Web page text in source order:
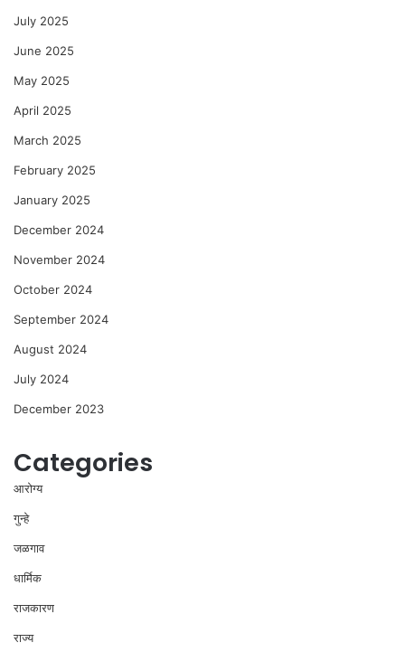
July 2025
June 2025
May 2025
April 2025
March 2025
February 2025
January 2025
December 2024
November 2024
October 2024
September 2024
August 2024
July 2024
December 2023
Categories
आरोग्य
गुन्हे
जळगाव
धार्मिक
राजकारण
राज्य